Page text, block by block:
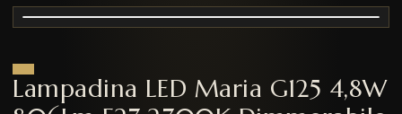
Lampadina LED Maria G125 4,8W